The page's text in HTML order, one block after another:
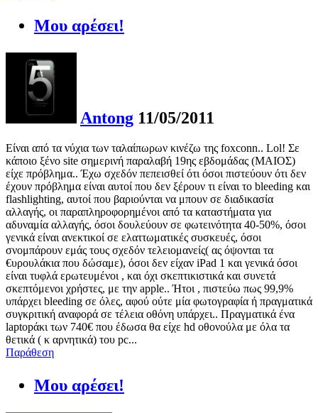
Μου αρέσει!
Antong 11/05/2011
Είναι από τα νύχια των ταλαίπωρων κινέζω της foxconn.. Lol! Σε
κάποιο ξένο site σημερινή παραλαβή 19ης εβδομάδας (ΜΑΙΟΣ)
είχε πρόβλημα.. Έχω σχεδόν πεπεισθεί ότι όσοι πιστεύουν ότι δεν
έχουν πρόβλημα είναι αυτοί που δεν ξέρουν τι είναι το bleeding και
flashlighting, αυτοί που βαριούνται να μπουν σε διαδικασία
αλλαγής, οι παραπληροφορημένοι από τα καταστήματα για
αδυναμία αλλαγής, όσοι δουλεύουν σε φωτεινότητα 40-50%, όσοι
γενικά είναι ανεκτικοί σε ελαττωματικές συσκευές, όσοι
σνομπάρουν εμάς τους σχεδόν τελειομανείς( ας όψονται τα
€υρουλάκια που δώσαμε), όσοι δεν είχαν iPad 1 και γενικά όσοι
είναι τυφλά ερωτευμένοι , και όχι σκεπτικιστικά και συνετά
σκεπτόμενοι χρήστες, με την apple.. Ήτοι , πιστεύω πως 99,9%
υπάρχει bleeding σε όλες, αφού ούτε μία φωτογραφία ή πραγματικά
συγκριτική αναφορά σε τέλεια οθόνη υπάρχει.. Πραγματικά ένα
laptopάκι των 740€ που έδωσα θα είχε hd οθονούλα με όλα τα
θετικά ( κ αρνητικά) του pc...
Παράθεση
Μου αρέσει!